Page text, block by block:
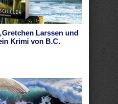
Larssen und
Krimi von B.C.